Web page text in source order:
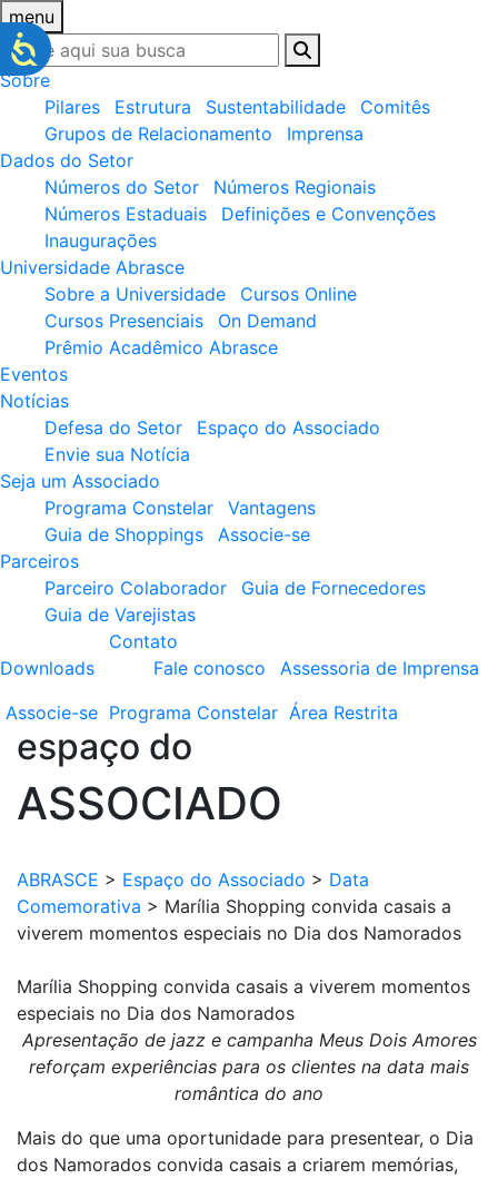
menu
Sobre
Pilares
Estrutura Sustentabilidade
Comitês
Grupos de Relacionamento
Imprensa
Dados do Setor
Números do Setor
Números Regionais
Números Estaduais
Definições e Convenções
Inaugurações
Universidade Abrasce
Sobre a Universidade
Cursos Online
Cursos Presenciais
On Demand
Prêmio Acadêmico Abrasce
Eventos
Notícias
Defesa do Setor
Espaço do Associado
Envie sua Notícia
Seja um Associado
Programa Constelar
Vantagens
Guia de Shoppings
Associe-se
Parceiros
Parceiro Colaborador
Guia de Fornecedores
Guia de Varejistas
Downloads
Contato
Fale conosco
Assessoria de Imprensa
Associe-se Programa Constelar Área Restrita
espaço do
ASSOCIADO
ABRASCE > Espaço do Associado > Data
Comemorativa > Marília Shopping convida casais a
viverem momentos especiais no Dia dos Namorados
Marília Shopping convida casais a viverem momentos
especiais no Dia dos Namorados
Apresentação de jazz e campanha Meus Dois Amores
reforçam experiências para os clientes na data mais
romântica do ano
Mais do que uma oportunidade para presentear, o Dia
dos Namorados convida casais a criarem memórias,